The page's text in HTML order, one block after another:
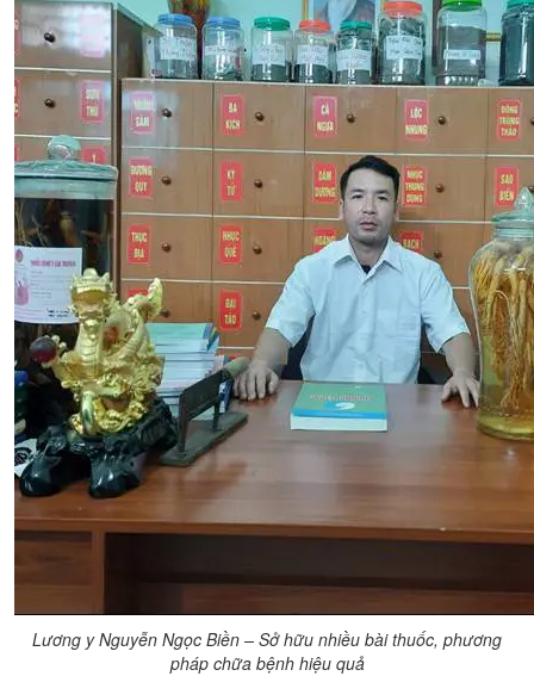
Lương y Nguyễn Ngọc Biền – Sở hữu nhiều bài thuốc, phương
pháp chữa bệnh hiệu quả